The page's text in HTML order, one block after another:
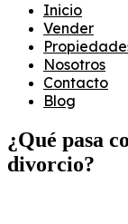
Inicio
Vender
Nosotros
Contacto
Blog
¿Qué pasa
divorcio?